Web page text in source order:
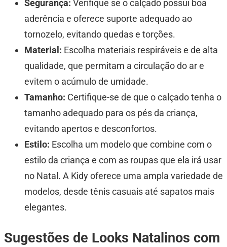
Segurança: Verifique se o calçado possui boa
aderência e oferece suporte adequado ao
tornozelo, evitando quedas e torções.
Material: Escolha materiais respiráveis e de alta
qualidade, que permitam a circulação do ar e
evitem o acúmulo de umidade.
Tamanho: Certifique-se de que o calçado tenha o
tamanho adequado para os pés da criança,
evitando apertos e desconfortos.
Estilo: Escolha um modelo que combine com o
estilo da criança e com as roupas que ela irá usar
no Natal. A Kidy oferece uma ampla variedade de
modelos, desde tênis casuais até sapatos mais
elegantes.
Sugestões de Looks Natalinos com